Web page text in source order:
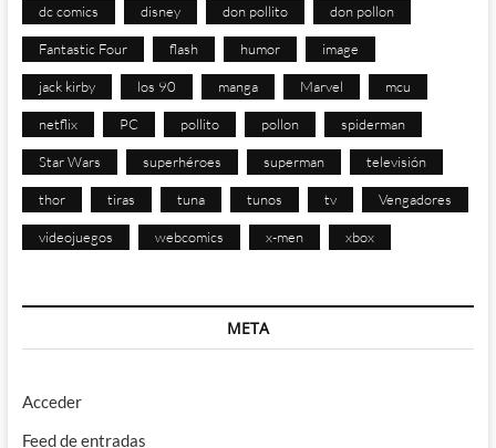
dc comics disney don pollito don pollon
Fantastic Four flash humor image
jack kirby los 90 manga Marvel mcu
netflix PC pollito pollon spiderman
Star Wars superhéroes superman televisión
thor tiras tuna tunos tv Vengadores
videojuegos webcomics x-men xbox
META
Acceder
Feed de entradas